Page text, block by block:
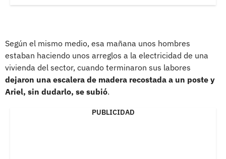
Según el mismo medio, esa mañana unos hombres
estaban haciendo unos arreglos a la electricidad de una
vivienda del sector, cuando terminaron sus labores
dejaron una escalera de madera recostada a un poste y
Ariel, sin dudarlo, se subió.
PUBLICIDAD